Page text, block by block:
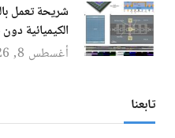
شريحة تعمل
الكيميائية
أغسطس 8, 2026
تابعنا